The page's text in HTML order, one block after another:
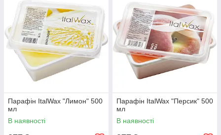
Парафін ItalWax "Лимон" 500
мл
В наявності
Парафін ItalWax "Персик" 500
мл
В наявності